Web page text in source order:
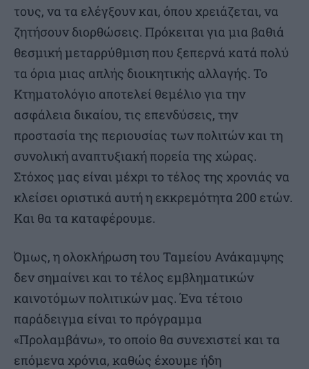
τους, να τα ελέγξουν και, όπου χρειάζεται, να
ζητήσουν διορθώσεις. Πρόκειται για μια βαθιά
θεσμική μεταρρύθμιση που ξεπερνά κατά πολύ
τα όρια μιας απλής διοικητικής αλλαγής. Το
Κτηματολόγιο αποτελεί θεμέλιο για την
ασφάλεια δικαίου, τις επενδύσεις, την
προστασία της περιουσίας των πολιτών και τη
συνολική αναπτυξιακή πορεία της χώρας.
Στόχος μας είναι μέχρι το τέλος της χρονιάς να
κλείσει οριστικά αυτή η εκκρεμότητα 200 ετών.
Και θα τα καταφέρουμε.
Όμως, η ολοκλήρωση του Ταμείου Ανάκαμψης
δεν σημαίνει και το τέλος εμβληματικών
καινοτόμων πολιτικών μας. Ένα τέτοιο
παράδειγμα είναι το πρόγραμμα
«Προλαμβάνω», το οποίο θα συνεχιστεί και τα
επόμενα χρόνια, καθώς έχουμε ήδη